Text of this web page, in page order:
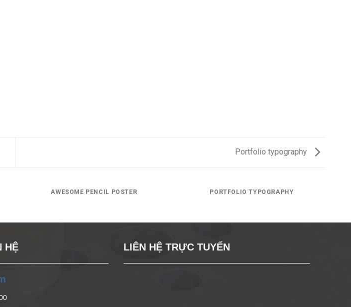
Portfolio typography
AWESOME PENCIL POSTER PORTFOLIO TYPOGRAPHY
HỆ LIÊN HỆ TRỰC TUYẾN